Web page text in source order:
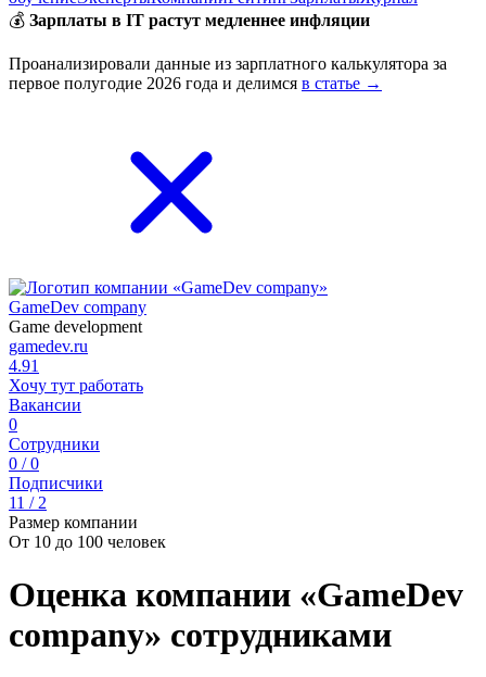
💰 Зарплаты в IT растут медленнее инфляции
Проанализировали данные из зарплатного калькулятора за
первое полугодие 2026 года и делимся в статье →
GameDev company
Game development
gamedev.ru
4.91
Хочу тут работать
Вакансии
0
Сотрудники
0 / 0
Подписчики
11 / 2
Размер компании
От 10 до 100 человек
Оценка компании «GameDev
company» сотрудниками